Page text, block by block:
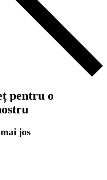
pentru o
jos